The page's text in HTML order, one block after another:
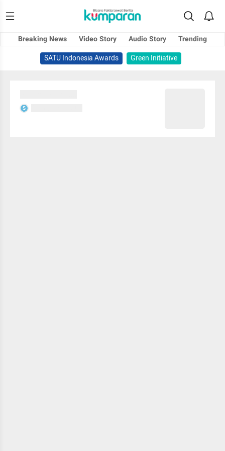
Breaking News Video Story Audio Story
Trending
SATU Indonesia Awards
Green Initiative
S